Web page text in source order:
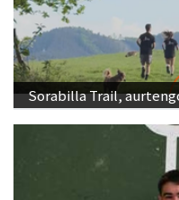
Sorabilla Trail,